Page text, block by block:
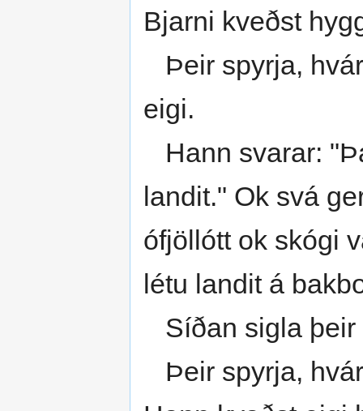
Bjarni kveðst
Þeir spyrja,
eigi.
Hann svarar:
landit." Ok svá
ófjöllótt ok skógi
létu landit á
Síðan sigla þeir
Þeir spyrja,